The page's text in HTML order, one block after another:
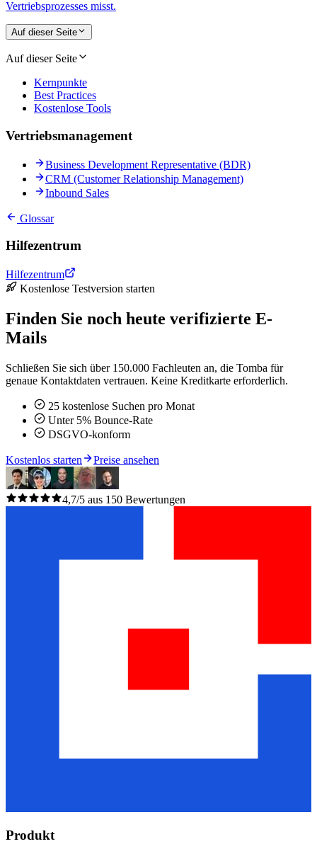
Vertriebsprozesses misst.
Auf dieser Seite
Auf dieser Seite
Kernpunkte
Best Practices
Kostenlose Tools
Vertriebsmanagement
Business Development Representative (BDR)
CRM (Customer Relationship Management)
Inbound Sales
Glossar
Hilfezentrum
Hilfezentrum
Kostenlose Testversion starten
Finden Sie noch heute verifizierte E-
Mails
Schließen Sie sich über 150.000 Fachleuten an, die Tomba für
genaue Kontaktdaten vertrauen. Keine Kreditkarte erforderlich.
25 kostenlose Suchen pro Monat
Unter 5% Bounce-Rate
DSGVO-konform
Kostenlos starten Preise ansehen
4,7/5 aus 150 Bewertungen
Produkt